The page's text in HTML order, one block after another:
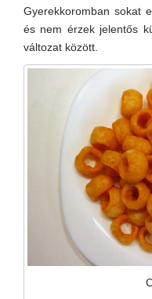
Gyerekkoromban sokat
és nem érzek jelentős
változat között.